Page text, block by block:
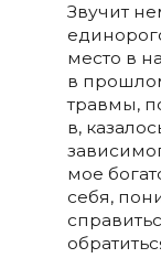
Звучит
место в
в
травмы,
в,
мое
себя,